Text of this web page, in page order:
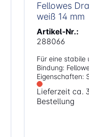
Fellowes
weiß 14 mm
Artikel-Nr.:
288066
Für eine
Bindung:
Eigenschaften: System: 34 Ringe - 3:1
Teilung Durchmesser: 14 mm Format:
DIN A4 Bindekapazität: 35 Blatt
Lieferzeit ca.
Bestellung